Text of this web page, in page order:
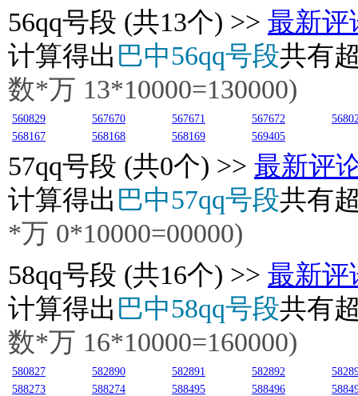
56qq号段 (共13个) >> 最新评
计算得出 巴中56qq号段共有
数*万 13*10000=130000)
560829 567670 567671 567672
568167
568168 568169 569405
57qq号段 (共0个) >> 最新评
计算得出 巴中57qq号段共有
*万 0*10000=00000)
58qq号段 (共16个) >> 最新评
计算得出 巴中58qq号段共有
数*万 16*10000=160000)
580827 582890 582891 582892
588273
588274 588495 588496